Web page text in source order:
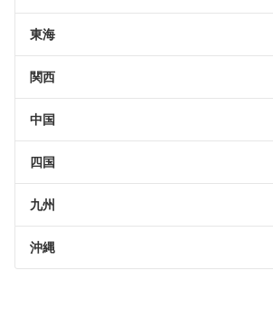
東海
関西
中国
四国
九州
沖縄